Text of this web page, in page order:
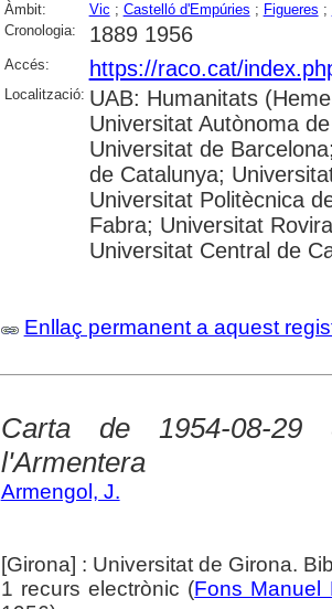
Àmbit: Vic ; Castelló d'Empúries ; Figueres ;
Cronologia:
1889 1956
Accés: https://raco.cat/
Localització: UAB: Humanitats
Universitat Autònoma
Universitat de
de Catalunya;
Universitat Politècnica
Fabra; Universitat
Universitat Central de
Enllaç permanent a aquest
Carta de 1954-08-
l'Armentera
Armengol, J.
[Girona] : Universitat de Girona.
1 recurs electrònic (Fons Manuel